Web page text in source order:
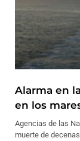
Alarma en
en los
Agencias de las
muerte de